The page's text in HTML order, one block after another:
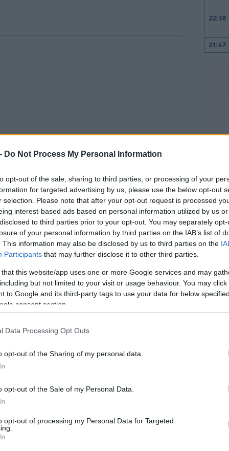
Do Not Process My Personal Information
opt-out of the sale, sharing to third parties, or processing of your
for targeted advertising by us, please use the below opt-out
selection. Please note that after your opt-out request is processed
interest-based ads based on personal information utilized by us
to third parties prior to your opt-out. You may separately
of your personal information by third parties on the IAB’s list of
This information may also be disclosed by us to third parties on the
Participants that may further disclose it to other third parties.
that this website/app uses one or more Google services and may
but not limited to your visit or usage behaviour. You may
to Google and its third-party tags to use your data for below
consent section.
Data Processing Opt Outs
opt-out of the Sharing of my personal data.
opt-out of the Sale of my Personal Data.
opt-out of processing my Personal Data for Targeted
εξαιτίας του μέγιστου
μέρος του δείκτη - επί του
των μετοχών του δείκτη. Επιπλέον,
cap είναι πάνω από το ελάχιστο
ο αμερικανικός οίκος, θα περίμενε
142 εκατ. δολαρίων
των μέσων συναλλαγών).
η Morgan Stanley θέτει ως πιθανή τη
κεφαλαιοποίηση της εταιρείας
στο ελάχιστο επίπεδο για να
για την αναπροσαρμογή του
οίκος, υπολογίζει σε
22:18
21:47
20:40
20:33
20:30